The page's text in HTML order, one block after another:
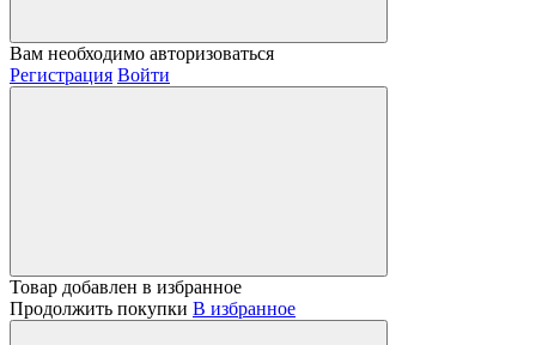
Вам необходимо авторизоваться
Регистрация Войти
Товар добавлен в избранное
Продолжить покупки В избранное